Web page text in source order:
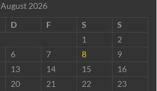
August 2026
D F S
S
1
2
6 7 8
9
13 14 15
16
20 21 22
23